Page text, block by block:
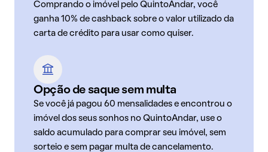
Comprando o imóvel pelo QuintoAndar, você
ganha 10% de cashback sobre o valor utilizado da
carta de crédito para usar como quiser.
Opção de saque sem multa
Se você já pagou 60 mensalidades e encontrou o
imóvel dos seus sonhos no QuintoAndar, use o
saldo acumulado para comprar seu imóvel, sem
sorteio e sem pagar multa de cancelamento.